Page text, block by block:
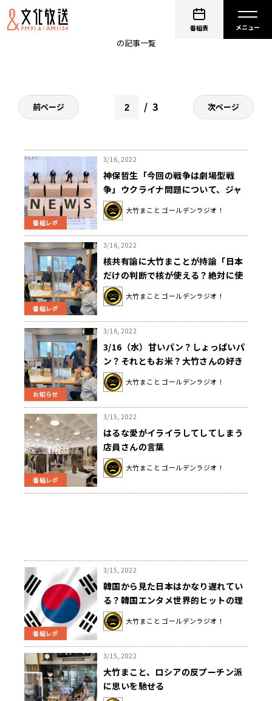
番組表
の記事一覧
前ページ 3 次ページ
番組レポ
3/16, 2022
神保哲生「今回の戦争は劇場型戦
争」ウクライナ問題について、ジャ
ーナリストの視点で語る。
大竹まこと ゴールデンラジオ！
番組レポ
3/16, 2022
核共有論に大竹まことが持論「日本
だけの判断で核が使える？絶対に使
えない」
大竹まこと ゴールデンラジオ！
お知らせ
3/16, 2022
3/16（水）甘いパン？しょっぱいパ
ン？それともお米？大竹さんの好き
なものは？
大竹まこと ゴールデンラジオ！
番組レポ
3/15, 2022
はるな愛がイライラしてしてしまう
店員さんの言葉
大竹まこと ゴールデンラジオ！
番組レポ
3/15, 2022
韓国から見た日本はかなり遅れてい
る？韓国エンタメ世界的ヒットの理
由
大竹まこと ゴールデンラジオ！
3/15, 2022
大竹まこと、ロシアの反プーチン派
に思いを馳せる